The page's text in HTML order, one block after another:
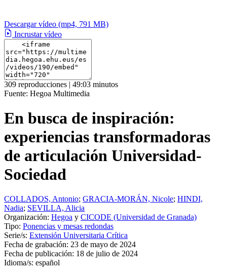
Descargar vídeo (mp4, 791 MB)
Incrustar vídeo
309 reproducciones | 49:03 minutos
Fuente: Hegoa Multimedia
En busca de inspiración:
experiencias transformadoras
de articulación Universidad-
Sociedad
COLLADOS, Antonio; GRACIA-MORÁN, Nicole; HINDI,
Nadia; SEVILLA, Alicia
Organización: Hegoa y CICODE (Universidad de Granada)
Tipo: Ponencias y mesas redondas
Serie/s: Extensión Universitaria Crítica
Fecha de grabación: 23 de mayo de 2024
Fecha de publicación: 18 de julio de 2024
Idioma/s: español